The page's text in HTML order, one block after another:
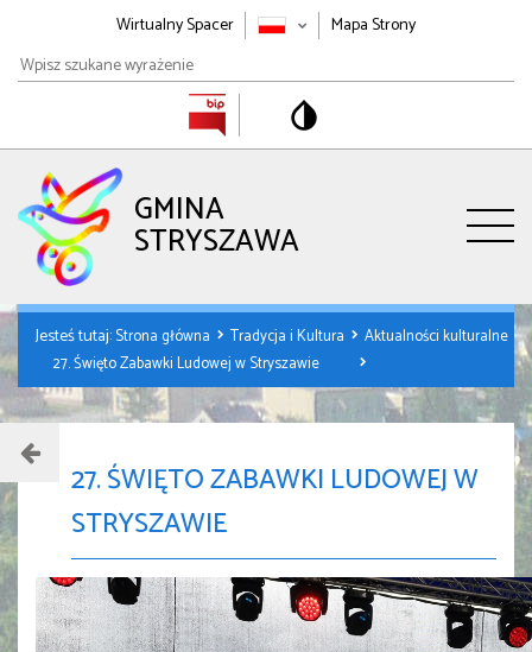
Wirtualny Spacer
Mapa Strony
Wpisz
szukane
GMINA
STRYSZAWA
Jesteś tutaj:Strona główna Tradycja i Kultura
Aktualności kulturalne
27. Święto Zabawki Ludowej w Stryszawie
27. ŚWIĘTO ZABAWKI LUDOWEJ W
STRYSZAWIE